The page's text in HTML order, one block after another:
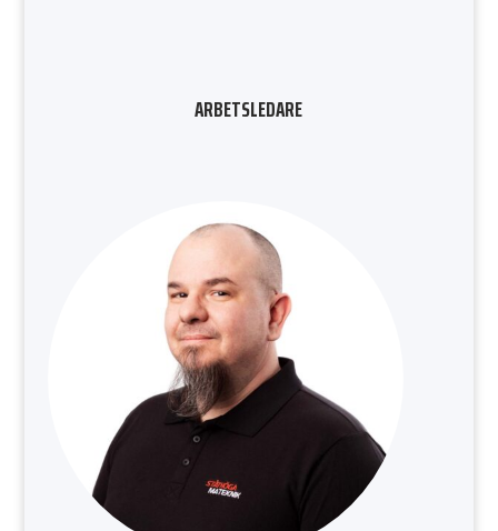
ARBETSLEDARE